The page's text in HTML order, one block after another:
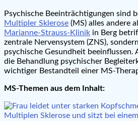
Psychische Beeinträchtigungen sind
Multipler Sklerose (MS) alles andere
Marianne-Strauss-Klinik in Berg
zentrale Nervensystem (ZNS),
psychische Gesundheit beeinflussen.
die Behandlung psychischer
wichtiger Bestandteil einer MS-
MS-Themen aus dem Inhalt: